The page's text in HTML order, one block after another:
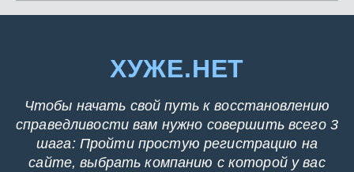
ХУЖЕ.НЕТ
Чтобы начать свой путь к восстановлению
справедливости вам нужно совершить всего 3
шага: Пройти простую регистрацию на
сайте, выбрать компанию с которой у вас